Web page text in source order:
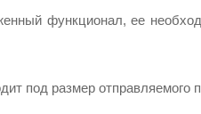
функционал, ее
под размер